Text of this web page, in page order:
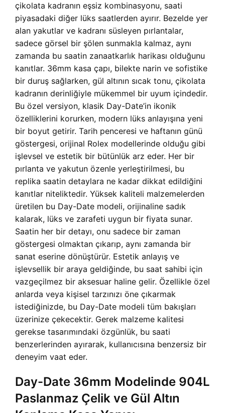
çikolata kadranın eşsiz kombinasyonu, saati
piyasadaki diğer lüks saatlerden ayırır. Bezelde yer
alan yakutlar ve kadranı süsleyen pırlantalar,
sadece görsel bir şölen sunmakla kalmaz, aynı
zamanda bu saatin zanaatkarlık harikası olduğunu
kanıtlar. 36mm kasa çapı, bilekte narin ve sofistike
bir duruş sağlarken, gül altının sıcak tonu, çikolata
kadranın derinliğiyle mükemmel bir uyum içindedir.
Bu özel versiyon, klasik Day-Date’in ikonik
özelliklerini korurken, modern lüks anlayışına yeni
bir boyut getirir. Tarih penceresi ve haftanın günü
göstergesi, orijinal Rolex modellerinde olduğu gibi
işlevsel ve estetik bir bütünlük arz eder. Her bir
pırlanta ve yakutun özenle yerleştirilmesi, bu
replika saatin detaylara ne kadar dikkat edildiğini
kanıtlar niteliktedir. Yüksek kaliteli malzemelerden
üretilen bu Day-Date modeli, orijinaline sadık
kalarak, lüks ve zarafeti uygun bir fiyata sunar.
Saatin her bir detayı, onu sadece bir zaman
göstergesi olmaktan çıkarıp, aynı zamanda bir
sanat eserine dönüştürür. Estetik anlayış ve
işlevsellik bir araya geldiğinde, bu saat sahibi için
vazgeçilmez bir aksesuar haline gelir. Özellikle özel
anlarda veya kişisel tarzınızı öne çıkarmak
istediğinizde, bu Day-Date modeli tüm bakışları
üzerinize çekecektir. Gerek malzeme kalitesi
gerekse tasarımındaki özgünlük, bu saati
benzerlerinden ayırarak, kullanıcısına benzersiz bir
deneyim vaat eder.
Day-Date 36mm Modelinde 904L
Paslanmaz Çelik ve Gül Altın